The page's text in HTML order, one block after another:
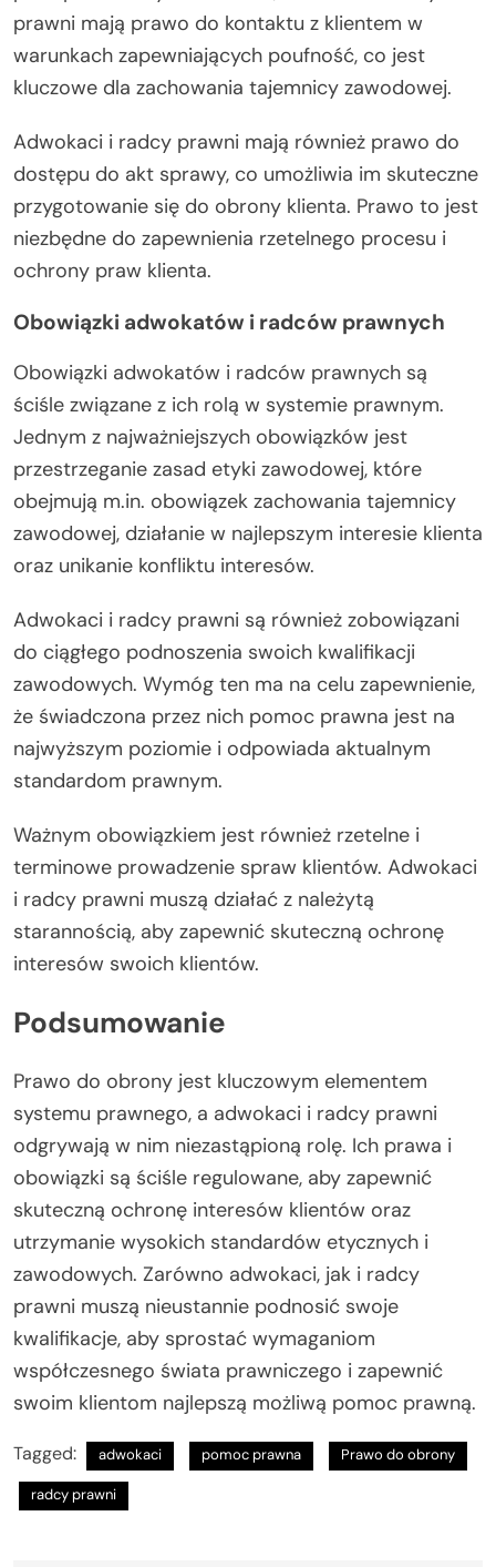
prawni mają prawo do kontaktu z klientem w
warunkach zapewniających poufność, co jest
kluczowe dla zachowania tajemnicy zawodowej.
Adwokaci i radcy prawni mają również prawo do
dostępu do akt sprawy, co umożliwia im skuteczne
przygotowanie się do obrony klienta. Prawo to jest
niezbędne do zapewnienia rzetelnego procesu i
ochrony praw klienta.
Obowiązki adwokatów i radców prawnych
Obowiązki adwokatów i radców prawnych są
ściśle związane z ich rolą w systemie prawnym.
Jednym z najważniejszych obowiązków jest
przestrzeganie zasad etyki zawodowej, które
obejmują m.in. obowiązek zachowania tajemnicy
zawodowej, działanie w najlepszym interesie klienta
oraz unikanie konfliktu interesów.
Adwokaci i radcy prawni są również zobowiązani
do ciągłego podnoszenia swoich kwalifikacji
zawodowych. Wymóg ten ma na celu zapewnienie,
że świadczona przez nich pomoc prawna jest na
najwyższym poziomie i odpowiada aktualnym
standardom prawnym.
Ważnym obowiązkiem jest również rzetelne i
terminowe prowadzenie spraw klientów. Adwokaci
i radcy prawni muszą działać z należytą
starannością, aby zapewnić skuteczną ochronę
interesów swoich klientów.
Podsumowanie
Prawo do obrony jest kluczowym elementem
systemu prawnego, a adwokaci i radcy prawni
odgrywają w nim niezastąpioną rolę. Ich prawa i
obowiązki są ściśle regulowane, aby zapewnić
skuteczną ochronę interesów klientów oraz
utrzymanie wysokich standardów etycznych i
zawodowych. Zarówno adwokaci, jak i radcy
prawni muszą nieustannie podnosić swoje
kwalifikacje, aby sprostać wymaganiom
współczesnego świata prawniczego i zapewnić
swoim klientom najlepszą możliwą pomoc prawną.
Tagged: adwokaci pomoc prawna Prawo do obrony
radcy prawni